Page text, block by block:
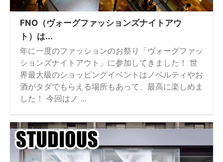
FNO（ヴォーグファッションズナイトアウ
ト）は...
年に一度のファッションのお祭り「ヴォーグファッ
ションズナイトアウト」に参加してきました！ 世
界最大級のショッピングイベントはノベルティやお
酒がタダでもらえる場所もあって、最高に楽しめま
した！ 今回はノ ...